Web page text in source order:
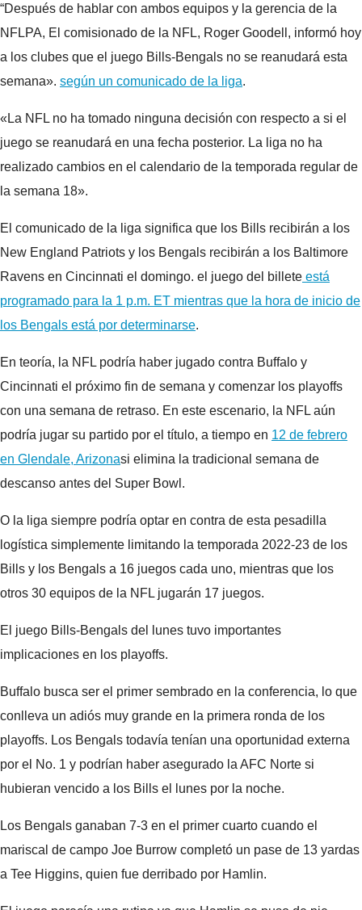
“Después de hablar con ambos equipos y la gerencia de la
NFLPA, El comisionado de la NFL, Roger Goodell, informó hoy
a los clubes que el juego Bills-Bengals no se reanudará esta
semana». según un comunicado de la liga.
«La NFL no ha tomado ninguna decisión con respecto a si el
juego se reanudará en una fecha posterior. La liga no ha
realizado cambios en el calendario de la temporada regular de
la semana 18».
El comunicado de la liga significa que los Bills recibirán a los
New England Patriots y los Bengals recibirán a los Baltimore
Ravens en Cincinnati el domingo. el juego del billete está
programado para la 1 p.m. ET mientras que la hora de inicio de
los Bengals está por determinarse.
En teoría, la NFL podría haber jugado contra Buffalo y
Cincinnati el próximo fin de semana y comenzar los playoffs
con una semana de retraso. En este escenario, la NFL aún
podría jugar su partido por el título, a tiempo en 12 de febrero
en Glendale, Arizonasi elimina la tradicional semana de
descanso antes del Super Bowl.
O la liga siempre podría optar en contra de esta pesadilla
logística simplemente limitando la temporada 2022-23 de los
Bills y los Bengals a 16 juegos cada uno, mientras que los
otros 30 equipos de la NFL jugarán 17 juegos.
El juego Bills-Bengals del lunes tuvo importantes
implicaciones en los playoffs.
Buffalo busca ser el primer sembrado en la conferencia, lo que
conlleva un adiós muy grande en la primera ronda de los
playoffs. Los Bengals todavía tenían una oportunidad externa
por el No. 1 y podrían haber asegurado la AFC Norte si
hubieran vencido a los Bills el lunes por la noche.
Los Bengals ganaban 7-3 en el primer cuarto cuando el
mariscal de campo Joe Burrow completó un pase de 13 yardas
a Tee Higgins, quien fue derribado por Hamlin.